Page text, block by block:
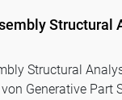
Structural
Structural
Generative Part